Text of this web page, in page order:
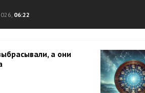
06:22
а они